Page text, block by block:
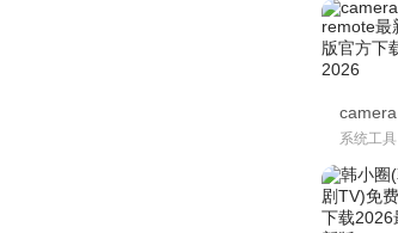
camera
remote最
版官方下
2026
系统工具